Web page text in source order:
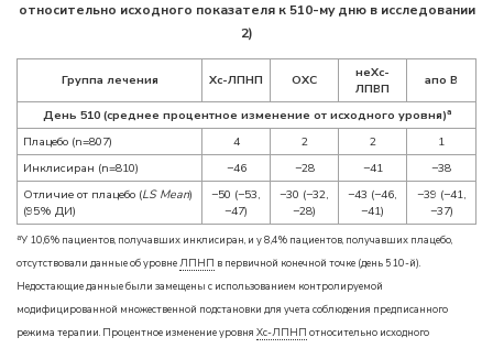
относительно исходного показателя к 510-му дню в исследовании
2)
Группа лечения Хс-ЛПНП ОХС
неХс-
ЛПВП
апо B
День 510 (среднее процентное изменение от исходного уровня)a
Плацебо (n=807) 4 2 2
1
Инклисиран (n=810)
−46 −28 −41
−38
Отличие от плацебо (LS Mean)
(95% ДИ)
−50 (−53,
−47)
−30 (−32,
−28)
−43 (−46,
−41)
−39 (−41,
−37)
aУ 10,6% пациентов, получавших инклисиран, и у 8,4% пациентов, получавших плацебо,
отсутствовали данные об уровнеЛПНП в первичной конечной точке (день 510-й).
Недостающие данные были замещены с использованием контролируемой
модифицированной множественной подстановки для учета соблюдения предписанного
режима терапии. Процентное изменение уровня Хс-ЛПНП относительно исходного